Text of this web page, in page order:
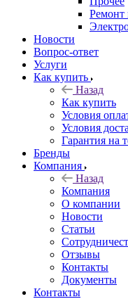
Ремонт
Новости
Вопрос-ответ
Услуги
Как купить
Назад
Как купить
Условия
Условия
Гарантия на
Бренды
Компания
Назад
Компания
О компании
Новости
Статьи
Отзывы
Контакты
Документы
Контакты